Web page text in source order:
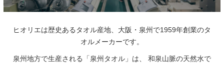
ヒオリエは歴史あるタオル産地、大阪・泉州で1959年創業のタ
オルメーカーです。
泉州地方で生産される「泉州タオル」は、
和泉山脈の天然水で